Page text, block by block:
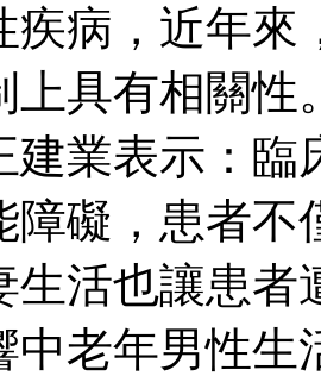
疾病，近年
上具有相關性
建業表示：
障礙，患者不
生活也讓患
中老年男性生